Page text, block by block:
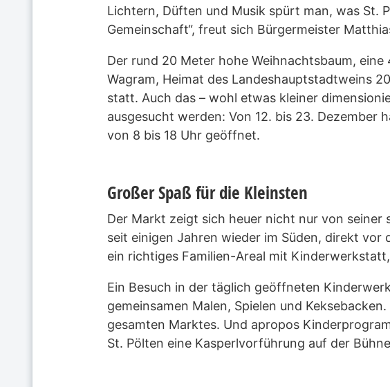
Lichtern, Düften und Musik spürt man, was St.
Gemeinschaft“, freut sich Bürgermeister
Der rund 20 Meter hohe Weihnachtsbaum,
Wagram, Heimat des Landeshauptstadtweins
statt. Auch das – wohl etwas kleiner
ausgesucht werden: Von 12. bis 23.
von 8 bis 18 Uhr geöffnet.
Großer Spaß für die Kleinsten
Der Markt zeigt sich heuer nicht nur von seiner
seit einigen Jahren wieder im Süden, direkt
ein richtiges Familien-Areal mit
Ein Besuch in der täglich geöffneten
gemeinsamen Malen, Spielen und
gesamten Marktes. Und apropos
St. Pölten eine Kasperlvorführung auf der